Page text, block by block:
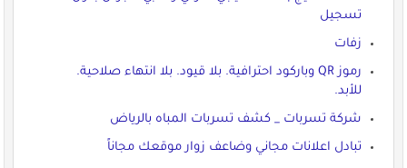
تسجيل
زفات
رموز QR وباركود احترافية. بلا قيود. بلا انتهاء صلاحية.
للأبد.
شركة تسربات _ كشف تسربات المباه بالرياض
تبادل اعلانات مجاني وضاعف زوار موقعك مجاناً